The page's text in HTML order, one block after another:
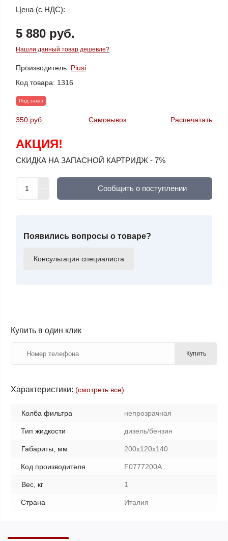
Производитель: Piusi
Код товара: 1316
Под заказ
350 руб. Самовывоз Распечатать
Цена (с НДС):
5 880 руб.
Нашли данный товар дешевле?
АКЦИЯ!
СКИДКА НА ЗАПАСНОЙ КАРТРИДЖ - 7%
Cообщить о поступлении
Появились вопросы о товаре?
Консультация специалиста
Купить в один клик
Купить
Характеристики: (смотреть все)
Колба фильтра непрозрачная
Тип жидкости дизель/бензин
Габариты, мм 200x120x140
Код производителя F0777200A
Вес, кг 1
Страна Италия